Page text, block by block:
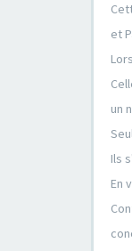
et
un
Ils
En